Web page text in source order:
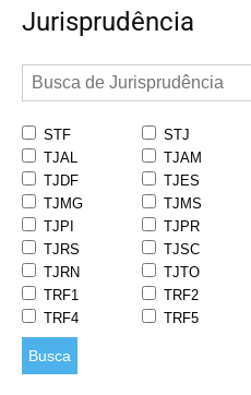
Jurisprudência
STF STJ
TJAL
TJAM
TJDF
TJES
TJMG
TJMS
TJPI
TJPR
TJRS
TJSC
TJRN
TJTO
TRF1
TRF2
TRF4
TRF5
Busca